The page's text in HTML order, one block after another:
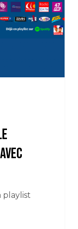
playlist